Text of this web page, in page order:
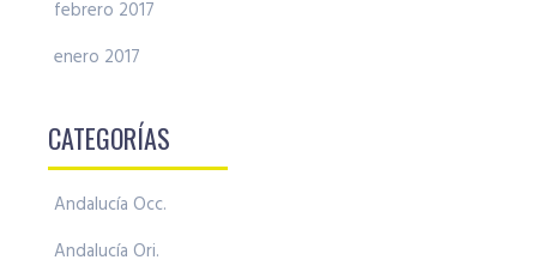
febrero 2017
enero 2017
CATEGORÍAS
Andalucía Occ.
Andalucía Ori.